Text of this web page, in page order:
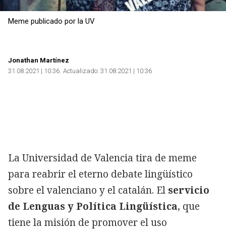
Meme publicado por la UV
Jonathan Martínez
31.08.2021 | 10:36 Actualizado: 31.08.2021 | 10:36
La Universidad de Valencia tira de meme
para reabrir el eterno debate lingüístico
sobre el valenciano y el catalán. El servicio
de Lenguas y Política Lingüística, que
tiene la misión de promover el uso